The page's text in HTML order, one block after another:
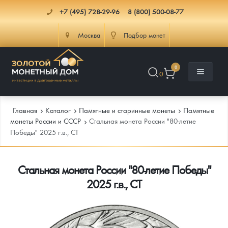
+7 (495) 728-29-96 8 (800) 500-08-77
Москва Подбор монет
0
0
Каталог
Каталог Монет
Монеты Россия и СССР
Памятные и старинные монеты
Инфо
Подлинность монет
Главная Каталог Памятные и старинные монеты
Памятные
монеты России и СССР
Стальная монета России "80-летие
Победы" 2025 г.в., СТ
Стальная монета России "80-летие Победы"
2025 г.в., СТ